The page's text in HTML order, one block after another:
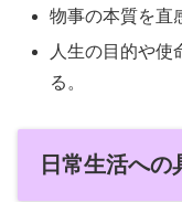
物事の本質を直
人生の目的や使
る。
日常生活への